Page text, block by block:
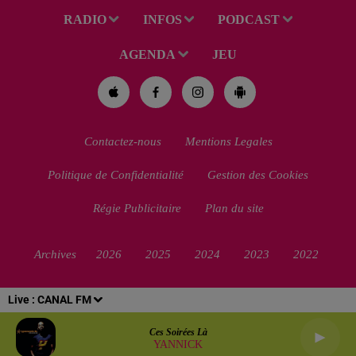
Live : CANAL FM
Ces Soirées Là
YANNICK
RADIO INFOS PODCAST
AGENDA JEU
Contactez-nous Mentions Legales
Politique de Confidentialité Gestion des Cookies
Régie Publicitaire Plan du site
Archives 2026 2025 2024 2023 2022